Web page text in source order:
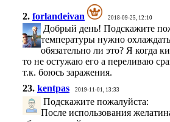
2. forlandeivan 2018-09-25, 12:10
Добрый день! Подскажите
температуры нужно
обязательно ли это? Я когда
то не остужаю его а переливаю
т.к. боюсь заражения.
23. kentpas 2019-11-01, 13:33
Подскажите пожалуйста:
После использования